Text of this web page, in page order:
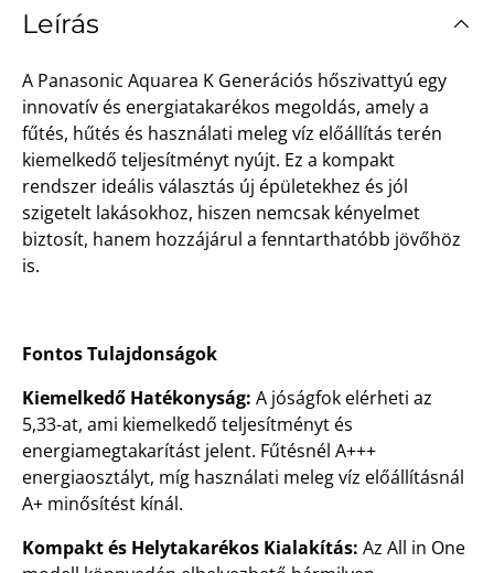
Leírás
A Panasonic Aquarea K Generációs hőszivattyú egy
innovatív és energiatakarékos megoldás, amely a
fűtés, hűtés és használati meleg víz előállítás terén
kiemelkedő teljesítményt nyújt. Ez a kompakt
rendszer ideális választás új épületekhez és jól
szigetelt lakásokhoz, hiszen nemcsak kényelmet
biztosít, hanem hozzájárul a fenntarthatóbb jövőhöz
is.
Fontos Tulajdonságok
Kiemelkedő Hatékonyság: A jóságfok elérheti az
5,33-at, ami kiemelkedő teljesítményt és
energiamegtakarítást jelent. Fűtésnél A+++
energiaosztályt, míg használati meleg víz előállításnál
A+ minősítést kínál.
Kompakt és Helytakarékos Kialakítás: Az All in One